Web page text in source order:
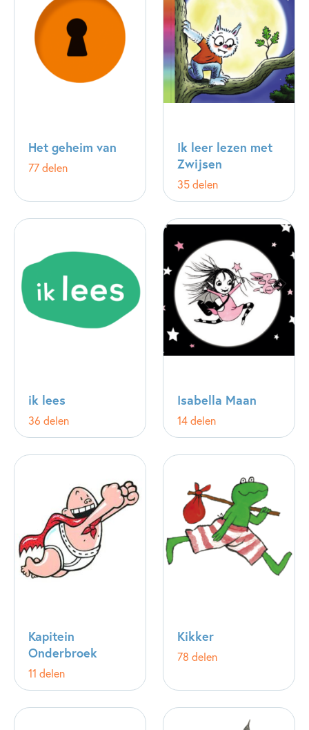
Het geheim van
77 delen
Ik leer lezen met
Zwijsen
35 delen
ik lees
36 delen
Isabella Maan
14 delen
Kapitein
Onderbroek
11 delen
Kikker
78 delen